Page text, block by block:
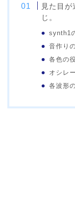
見た目
じ。
synth1
音作り
各色の
オシレ
各波形